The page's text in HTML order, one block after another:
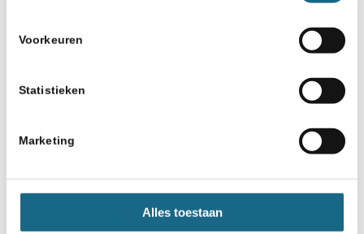
Voorkeuren
Statistieken
Marketing
Alles toestaan